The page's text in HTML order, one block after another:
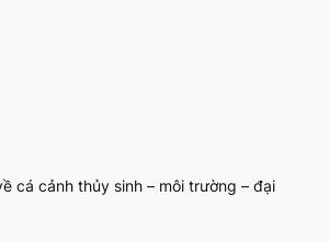
cá cảnh thủy sinh – môi trường – đại